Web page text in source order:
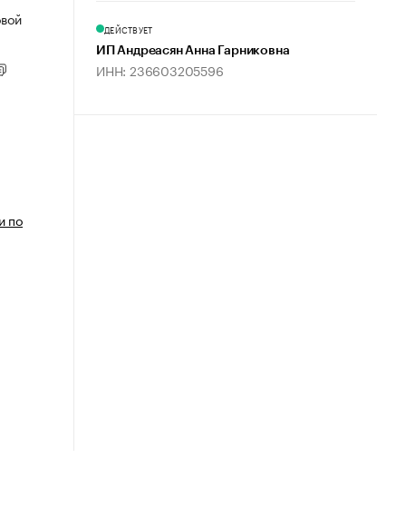
по
ДЕЙСТВУЕТ
ИП Андреасян Анна Гарниковна
ИНН: 236603205596